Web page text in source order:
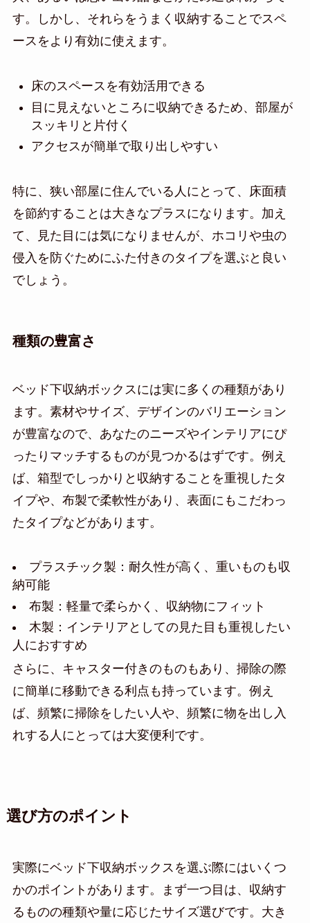
す。しかし、それらをうまく収納することでスペ
ースをより有効に使えます。
床のスペースを有効活用できる
目に見えないところに収納できるため、部屋が
スッキリと片付く
アクセスが簡単で取り出しやすい
特に、狭い部屋に住んでいる人にとって、床面積
を節約することは大きなプラスになります。加え
て、見た目には気になりませんが、ホコリや虫の
侵入を防ぐためにふた付きのタイプを選ぶと良い
でしょう。
種類の豊富さ
ベッド下収納ボックスには実に多くの種類があり
ます。素材やサイズ、デザインのバリエーション
が豊富なので、あなたのニーズやインテリアにぴ
ったりマッチするものが見つかるはずです。例え
ば、箱型でしっかりと収納することを重視したタ
イプや、布製で柔軟性があり、表面にもこだわっ
たタイプなどがあります。
プラスチック製：耐久性が高く、重いものも収
納可能
布製：軽量で柔らかく、収納物にフィット
木製：インテリアとしての見た目も重視したい
人におすすめ
さらに、キャスター付きのものもあり、掃除の際
に簡単に移動できる利点も持っています。例え
ば、頻繁に掃除をしたい人や、頻繁に物を出し入
れする人にとっては大変便利です。
選び方のポイント
実際にベッド下収納ボックスを選ぶ際にはいくつ
かのポイントがあります。まず一つ目は、収納す
るものの種類や量に応じたサイズ選びです。大き